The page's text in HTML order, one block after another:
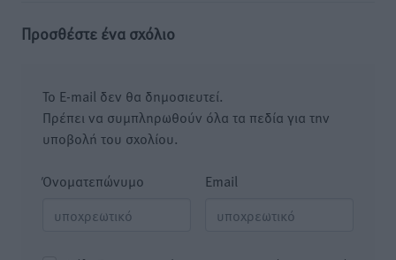
Προσθέστε ένα σχόλιο
Το E-mail δεν θα δημοσιευτεί.
Πρέπει να συμπληρωθούν όλα τα πεδία για την
υποβολή του σχολίου.
Όνοματεπώνυμο Email